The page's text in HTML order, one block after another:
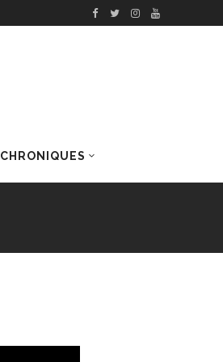
CHRONIQUES
DERNIERS ARTICLES